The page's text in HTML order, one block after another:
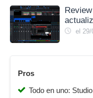
el 29/
Pros
Todo en uno: